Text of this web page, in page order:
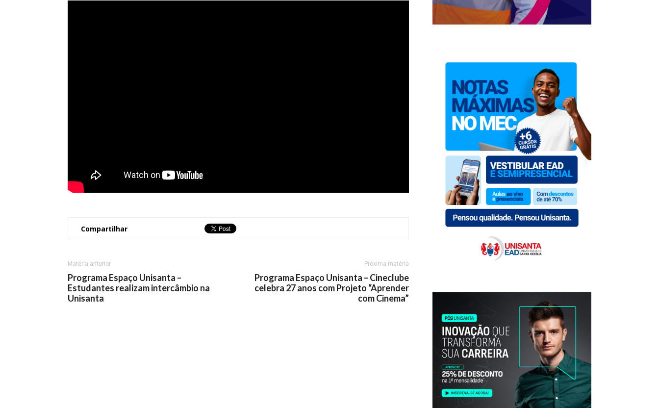
Compartilhar
Matéria anterior
Programa Espaço Unisanta –
Estudantes realizam intercâmbio na
Unisanta
Próxima matéria
Programa Espaço Unisanta – Cineclube
celebra 27 anos com Projeto “Aprender
com Cinema”